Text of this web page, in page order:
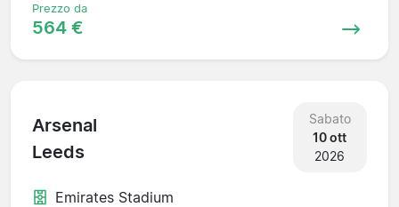
Prezzo da
564 €
Arsenal
Leeds
Sabato
10 ott
2026
Emirates Stadium